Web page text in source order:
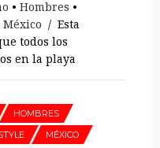
• Hombres •
México / Esta
todos los
en la playa
HOMBRES
MÉXICO